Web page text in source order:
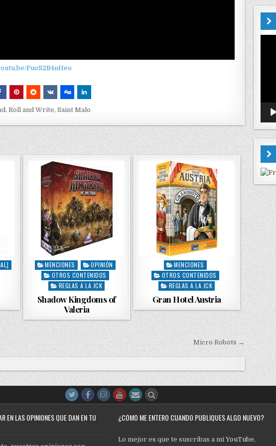
FuoS2B4nHeo
,Roll and Write,Saint Malo
P
e
i
n
MENCIONES
OPINIÓN
OTROS CONTENIDOS
REGLAS A LA JCK
Shadow Kingdoms of
Valeria
P
o
s
e
d
i
n
MENCIONES
OTROS CONTENIDOS
REGLAS A LA JCK
Gran Hotel Austria
Micro Robots →
EN LAS OPINIONES QUE DAN EN TU ¿CÓMO ME ENTERO CUANDO PUBLIQUES ALGO NUEVO?
Lo mejor es que te suscribas a mi YouTube,